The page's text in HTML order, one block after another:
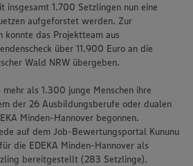
insgesamt 1.700 Setzlingen nun eine
aufgeforstet werden. Zur
konnte das Projektteam aus
über 11.900 Euro an die
Wald NRW übergeben.
als 1.300 junge Menschen ihre
der 26 Ausbildungsberufe oder dualen
Minden-Hannover begonnen.
auf dem Job-Bewertungsportal Kununu
die EDEKA Minden-Hannover als
bereitgestellt (283 Setzlinge).